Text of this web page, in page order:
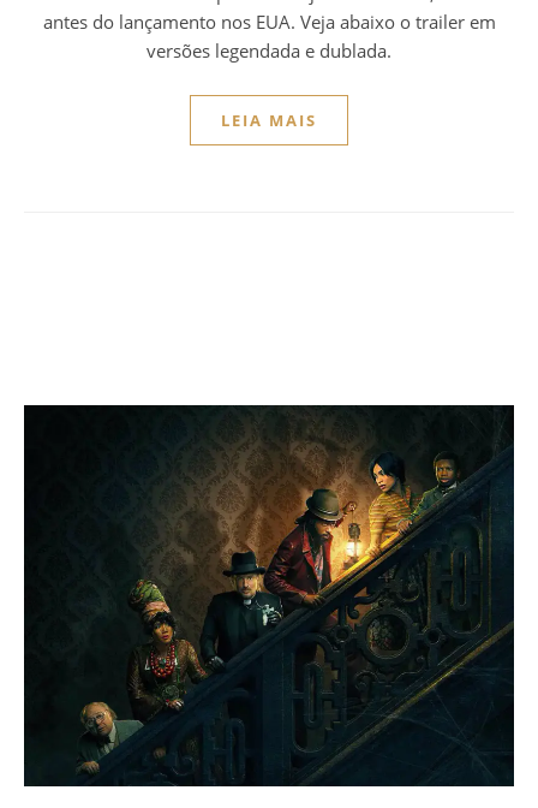
antes do lançamento nos EUA. Veja abaixo o trailer em
versões legendada e dublada.
LEIA MAIS